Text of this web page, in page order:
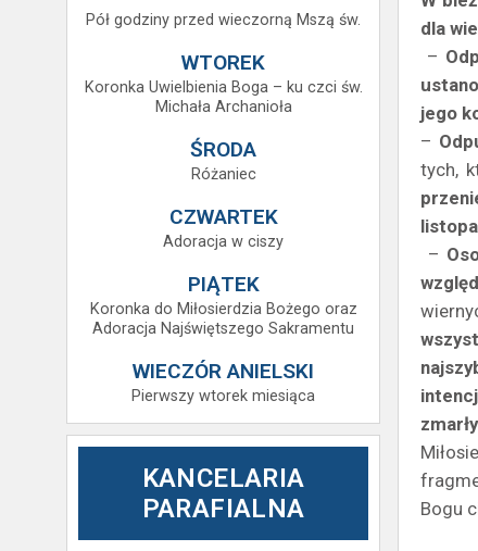
Pół godziny przed wieczorną Mszą św.
WTOREK
Koronka Uwielbienia Boga – ku czci św.
Michała Archanioła
ŚRODA
Różaniec
CZWARTEK
Adoracja w ciszy
PIĄTEK
Koronka do Miłosierdzia Bożego oraz
Adoracja Najświętszego Sakramentu
WIECZÓR ANIELSKI
Pierwszy wtorek miesiąca
KANCELARIA
PARAFIALNA
dla
–
jego
–
tych,
–
Bogu